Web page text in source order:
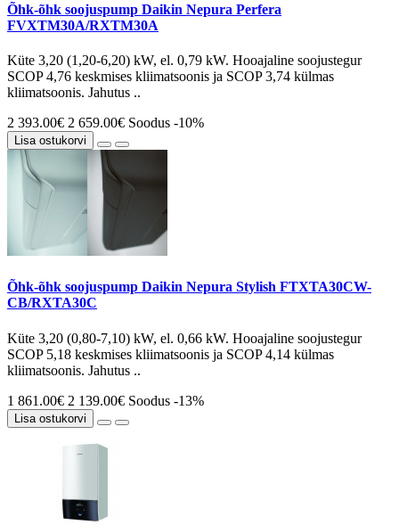
Õhk-õhk soojuspump Daikin Nepura Perfera
FVXTM30A/RXTM30A
Küte 3,20 (1,20-6,20) kW, el. 0,79 kW. Hooajaline soojustegur
SCOP 4,76 keskmises kliimatsoonis ja SCOP 3,74 külmas
kliimatsoonis. Jahutus ..
2 393.00€ 2 659.00€ Soodus -10%
Lisa ostukorvi
Õhk-õhk soojuspump Daikin Nepura Stylish FTXTA30CW-
CB/RXTA30C
Küte 3,20 (0,80-7,10) kW, el. 0,66 kW. Hooajaline soojustegur
SCOP 5,18 keskmises kliimatsoonis ja SCOP 4,14 külmas
kliimatsoonis. Jahutus ..
1 861.00€ 2 139.00€ Soodus -13%
Lisa ostukorvi